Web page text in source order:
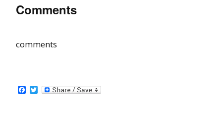
Comments
comments
Facebook
Twitter